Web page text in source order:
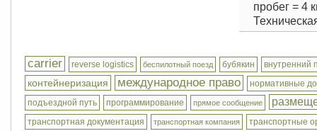
пробег = 4
carrier reverse logistics беспилотный поезд бубякин внутренний
контейнеризация международное право
нормативные
подъездной путь
программирование прямое сообщение
транспортная документация транспортная компания транспортные